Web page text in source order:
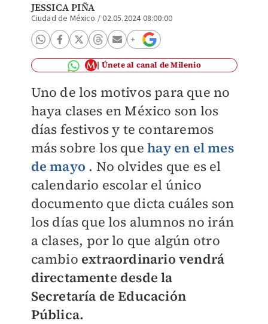
JESSICA PIÑA
Ciudad de México /02.05.2024 08:00:00
Únete al canal de Milenio
Uno de los motivos para que no
haya clases en México son los
días festivos y te contaremos
más sobre los quehay en el mes
de mayo . No olvides que es el
calendario escolar el único
documento que dicta cuáles son
los días que los alumnos no irán
a clases, por lo que algún otro
cambio extraordinario vendrá
directamente desde la
Secretaría de Educación
Pública.